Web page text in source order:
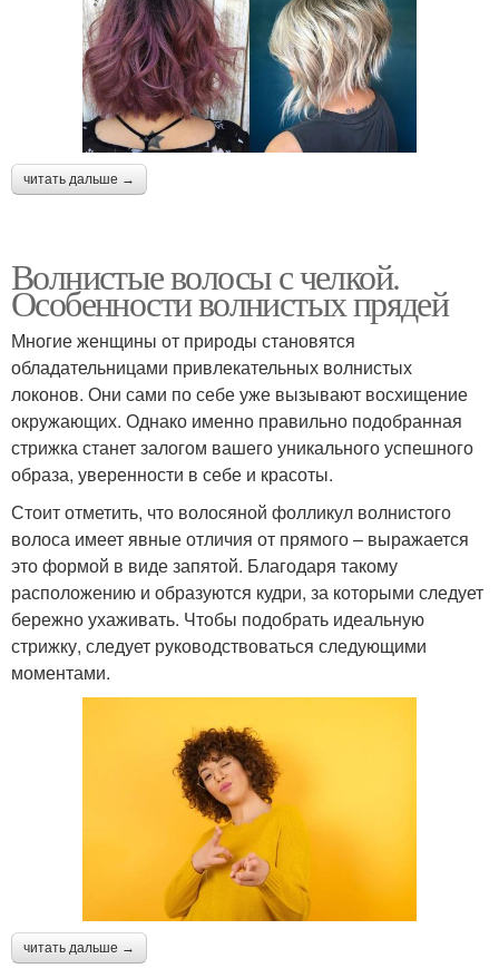
читать дальше →
Волнистые волосы с челкой.
Особенности волнистых прядей
Многие женщины от природы становятся
обладательницами привлекательных волнистых
локонов. Они сами по себе уже вызывают восхищение
окружающих. Однако именно правильно подобранная
стрижка станет залогом вашего уникального успешного
образа, уверенности в себе и красоты.
Стоит отметить, что волосяной фолликул волнистого
волоса имеет явные отличия от прямого – выражается
это формой в виде запятой. Благодаря такому
расположению и образуются кудри, за которыми следует
бережно ухаживать. Чтобы подобрать идеальную
стрижку, следует руководствоваться следующими
моментами.
читать дальше →